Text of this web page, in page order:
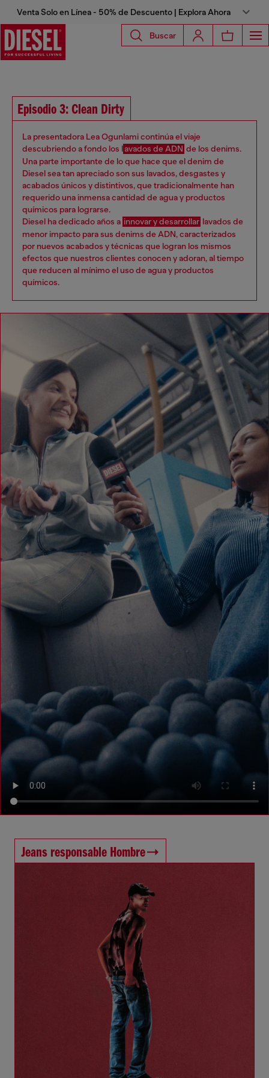
Venta Solo en Línea - 50% de Descuento | Explora Ahora
Buscar
Episodio 3: Clean Dirty
La presentadora Lea Ogunlami continúa el viaje
descubriendo a fondo los lavados de ADN de los denims.
Una parte importante de lo que hace que el denim de
Diesel sea tan apreciado son sus lavados, desgastes y
acabados únicos y distintivos, que tradicionalmente han
requerido una inmensa cantidad de agua y productos
químicos para lograrse.
Diesel ha dedicado años a innovar y desarrollar lavados de
menor impacto para sus denims de ADN, caracterizados
por nuevos acabados y técnicas que logran los mismos
efectos que nuestros clientes conocen y adoran, al tiempo
que reducen al mínimo el uso de agua y productos
químicos.
Jeans responsable Hombre